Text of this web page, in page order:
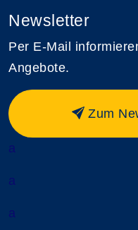
Newsletter
Per E-Mail
Angebote.
Zum
a
a
a